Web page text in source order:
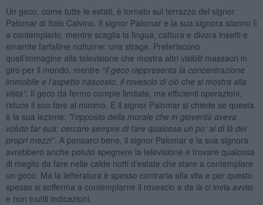
Un geco, come tutte le estati, è tornato sul terrazzo del signor
Palomar di Italo Calvino. Il signor Palomar e la sua signora stanno lì
a contemplarlo, mentre scaglia la lingua, cattura e divora insetti e
smarrite farfalline notturne: una strage. Preferiscono
quell’immagine alla televisione che mostra altri visibili massacri in
giro per il mondo, mentre “il geco rappresenta la concentrazione
immobile e l’aspetto nascosto, il rovescio di ciò che si mostra alla
vista”. Il geco da fermo compie limitate, ma efficienti operazioni,
riduce il suo fare al minimo. E il signor Palomar si chiede se questa
è la sua lezione: ”l’opposto della morale che in gioventù aveva
voluto far sua: cercare sempre di fare qualcosa un po’ al di là dei
propri mezzi”. A pensarci bene, il signor Palomar e la sua signora
avrebbero anche potuto spegnere la televisione e trovare qualcosa
di meglio da fare nelle calde notti d’estate che stare a contemplare
un geco. Ma la letteratura è spesso contraria alla vita e per questo
spesso si sofferma a contemplarne il rovescio e da là ci invia avvisi
e non inutili indicazioni.